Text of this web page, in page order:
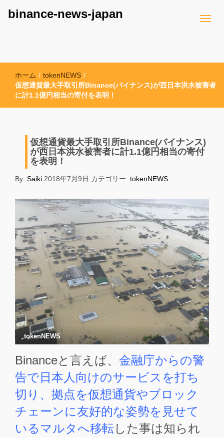
binance-news-japan
ホーム / tokenNEWS /
仮想通貨最大手取引所Binance(バイナンス)が西日本洪水被害者
に計1.1億円相当の寄付を表明！
仮想通貨最大手取引所Binance(バイナンス)
が西日本洪水被害者に計1.1億円相当の寄付
を表明！
By: Saiki 2018年7月9日 カテゴリー: tokenNEWS
tokenNEWS
Binanceと言えば、 金融庁からの警
告で日本人向けのサービスを打ち
切り、拠点を仮想通貨やブロック
チェーンに友好的な姿勢を見せて
いるマルタへ移転した事は知られ